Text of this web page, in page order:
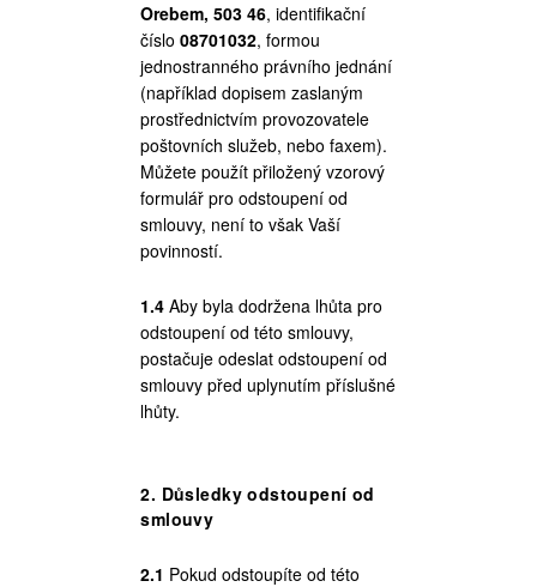
Orebem, 503 46, identifikační
číslo08701032, formou
jednostranného právního jednání
(například dopisem zaslaným
prostřednictvím provozovatele
poštovních služeb, nebo faxem).
Můžete použít přiložený vzorový
formulář pro odstoupení od
smlouvy, není to však Vaší
povinností.
1.4 Aby byla dodržena lhůta pro
odstoupení od této smlouvy,
postačuje odeslat odstoupení od
smlouvy před uplynutím příslušné
lhůty.
2. Důsledky odstoupení od
smlouvy
2.1 Pokud odstoupíte od této